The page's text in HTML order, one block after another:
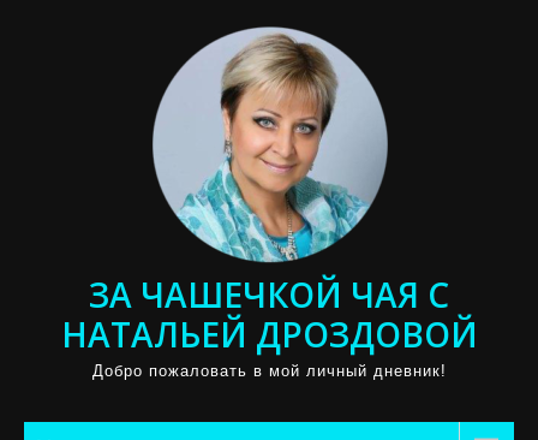
ЗА ЧАШЕЧКОЙ ЧАЯ С
НАТАЛЬЕЙ ДРОЗДОВОЙ
Добро пожаловать в мой личный дневник!